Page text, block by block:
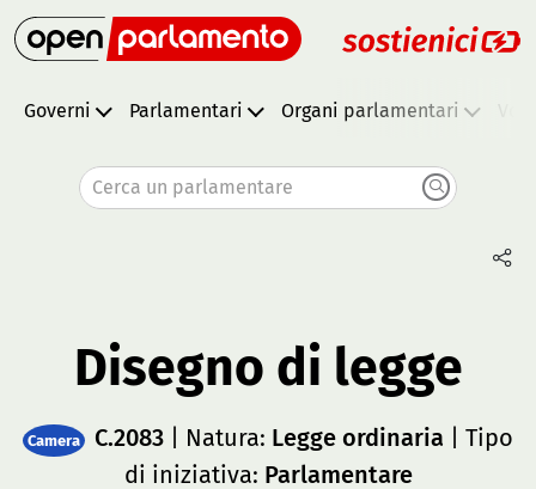
Governi Parlamentari Organi parlamentari
Cerca un parlamentare
Disegno di legge
Camera C.2083 | Natura: Legge ordinaria | Tipo
di iniziativa: Parlamentare